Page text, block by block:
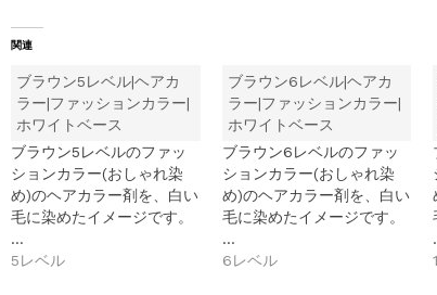
関連
ブラウン5レベル|ヘアカ
ラー|ファッションカラー|
ホワイトベース
ブラウン5レベルのファッ
ションカラー(おしゃれ染
め)のヘアカラー剤を、白い
毛に染めたイメージです。
…
5レベル
ブラウン6レベル|ヘアカ
ラー|ファッションカラー|
ホワイトベース
ブラウン6レベルのファッ
ションカラー(おしゃれ染
め)のヘアカラー剤を、白い
毛に染めたイメージです。
…
6レベル